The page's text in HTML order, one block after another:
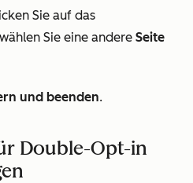
Sie auf das
Sie eine andere Seite
und beenden.
Double-Opt-in